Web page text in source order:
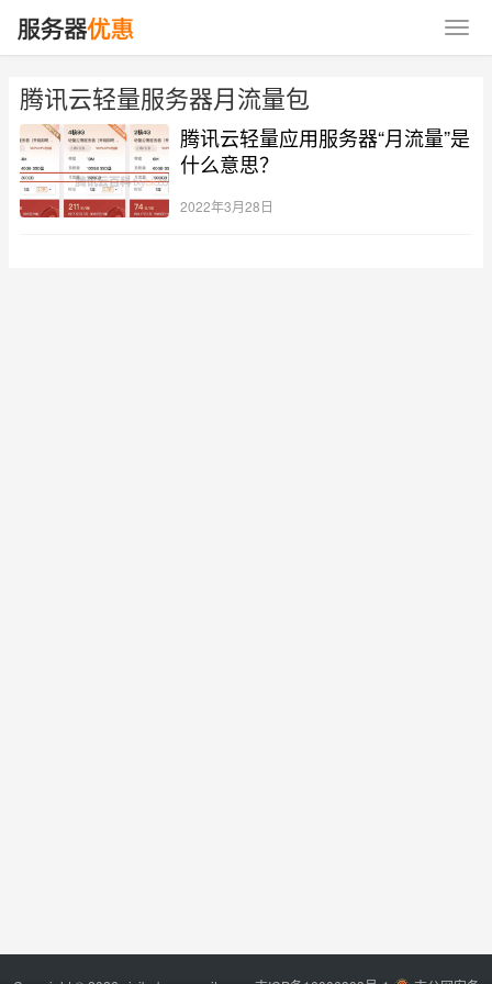
腾讯云轻量服务器月流量包
腾讯云轻量应用服务器“月流量”是
什么意思？
2022年3月28日